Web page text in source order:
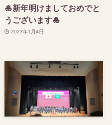
🎍新年明けましておめでと
うございます🎍
2023年1月4日